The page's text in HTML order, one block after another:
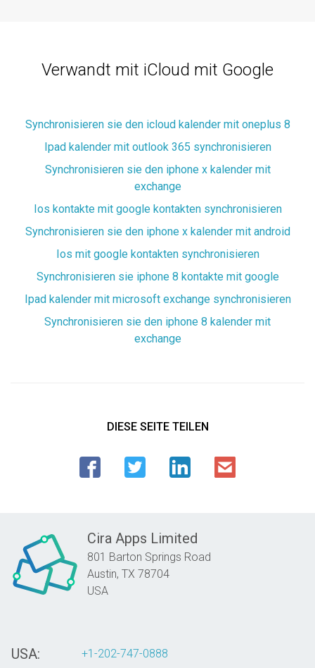
Verwandt mit iCloud mit Google
Synchronisieren sie den icloud kalender mit oneplus 8
Ipad kalender mit outlook 365 synchronisieren
Synchronisieren sie den iphone x kalender mit
exchange
Ios kontakte mit google kontakten synchronisieren
Synchronisieren sie den iphone x kalender mit android
Ios mit google kontakten synchronisieren
Synchronisieren sie iphone 8 kontakte mit google
Ipad kalender mit microsoft exchange synchronisieren
Synchronisieren sie den iphone 8 kalender mit
exchange
DIESE SEITE TEILEN
Cira Apps Limited
801 Barton Springs Road
Austin, TX 78704
USA
USA: +1-202-747-0888